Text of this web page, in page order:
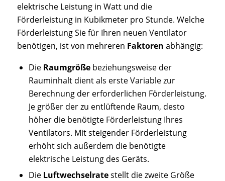
elektrische Leistung in Watt und die
Förderleistung in Kubikmeter pro Stunde. Welche
Förderleistung Sie für Ihren neuen Ventilator
benötigen, ist von mehreren Faktoren abhängig:
Die Raumgrößebeziehungsweise der
Rauminhalt dient als erste Variable zur
Berechnung der erforderlichen Förderleistung.
Je größer der zu entlüftende Raum, desto
höher die benötigte Förderleistung Ihres
Ventilators. Mit steigender Förderleistung
erhöht sich außerdem die benötigte
elektrische Leistung des Geräts.
Die Luftwechselratestellt die zweite Größe